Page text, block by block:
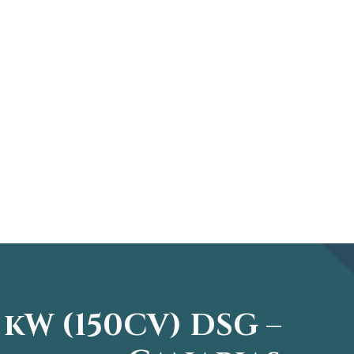
(150CV) DSG –